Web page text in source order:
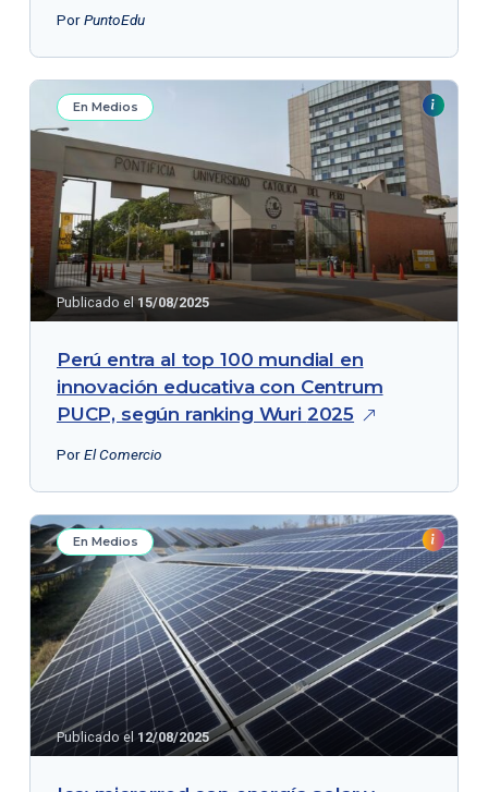
PorPuntoEdu
En Medios
Publicado el15/08/2025
Perú entra al top 100 mundial en
innovación educativa con Centrum
PUCP, según ranking Wuri 2025
PorEl Comercio
En Medios
Publicado el 12/08/2025